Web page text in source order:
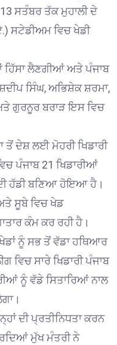
ਸਤੰਬਰ ਤੱਕ ਮੁਹਾਲੀ ਦੇ
ਸਟੇਡੀਅਮ ਵਿਚ ਖੇਡੀ
ਹਿੱਸਾ ਲੈਣਗੀਆਂ ਅਤੇ ਪੰਜਾਬ
ਸਿੰਘ, ਅਭਿਸ਼ੇਕ ਸ਼ਰਮਾ,
ਗੁਰਨੂਰ ਬਰਾੜ ਇਸ ਵਿਚ
ਤੋਂ ਦੇਸ਼ ਲਈ ਮੋਹਰੀ ਖਿਡਾਰੀ
ਪੰਜਾਬ 21 ਖਿਡਾਰੀਆਂ
ਦੀ ਹੱਡੀ ਬਣਿਆ ਹੋਇਆ ਹੈ।
ਸੂਬੇ ਵਿਚ ਖੇਡ
ਕੰਮ ਕਰ ਰਹੀ ਹੈ।
ਨੂੰ ਸਭ ਤੋਂ ਵੱਡਾ ਹਥਿਆਰ
ਵਿਚ ਸਾਰੇ ਖਿਡਾਰੀ ਪੰਜਾਬ
ਨੂੰ ਵੱਡੇ ਸਿਤਾਰਿਆਂ ਨਾਲ
ਦੀ ਪ੍ਰਤੀਨਿਧਤਾ ਕਰਨ
ਮੁੱਖ ਮੰਤਰੀ ਨੇ